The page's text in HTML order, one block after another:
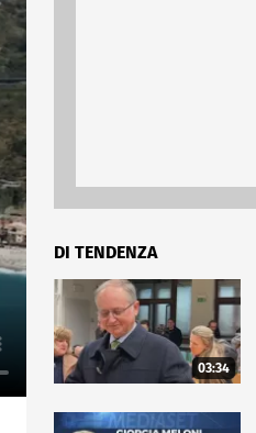
DI TENDENZA
03:34